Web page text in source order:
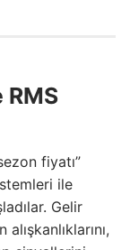
fiyatı”
ile
Gelir